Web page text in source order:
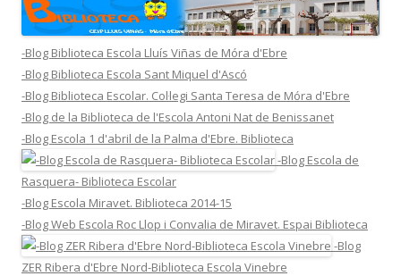
-Blog Biblioteca Escola Lluís Viñas de Móra d'Ebre
-Blog Biblioteca Escola Sant Miquel d'Ascó
-Blog Biblioteca Escolar. Col·legi Santa Teresa de Móra d'Ebre
-Blog de la Biblioteca de l'Escola Antoni Nat de Benissanet
-Blog Escola 1 d'abril de la Palma d'Ebre. Biblioteca
-Blog Escola de
Rasquera- Biblioteca Escolar
-Blog Escola Miravet. Biblioteca 2014-15
-Blog Web Escola Roc Llop i Convalia de Miravet. Espai Biblioteca
-Blog
ZER Ribera d'Ebre Nord-Biblioteca Escola Vinebre